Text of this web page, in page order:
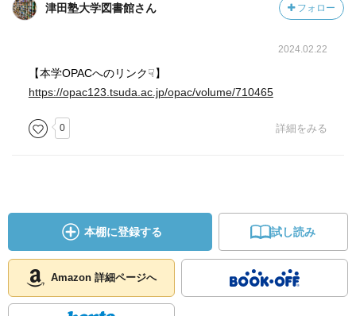
津田塾大学図書館さん フォロー
2024.02.22
【本学OPACへのリンク☟】
https://opac123.tsuda.ac.jp/opac/volume/710465
0 詳細をみる
本棚に登録する 試し読み
Amazon 詳細ページへ